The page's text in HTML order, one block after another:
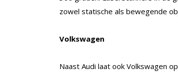
zowel statische als bewegende
Volkswagen
Naast Audi laat ook Volkswagen